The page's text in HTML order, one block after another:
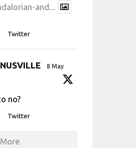
and...
Twitter
8 May
no?
Twitter